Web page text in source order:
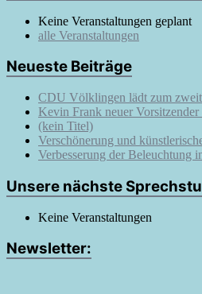
Keine Veranstaltungen geplant
alle Veranstaltungen
Neueste Beiträge
CDU Völklingen lädt zum
Kevin Frank neuer
(kein Titel)
Verschönerung und
Verbesserung der Beleuchtung
Unsere nächste
Keine Veranstaltungen
Newsletter: